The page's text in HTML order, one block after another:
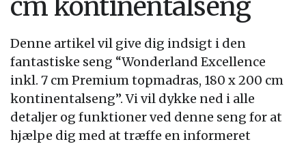
cm kontinentalseng
Denne artikel vil give dig indsigt i den
fantastiske seng “Wonderland Excellence
inkl. 7 cm Premium topmadras, 180 x 200 cm
kontinentalseng”. Vi vil dykke ned i alle
detaljer og funktioner ved denne seng for at
hjælpe dig med at træffe en informeret